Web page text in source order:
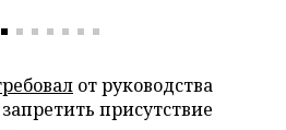
от руководства
присутствие